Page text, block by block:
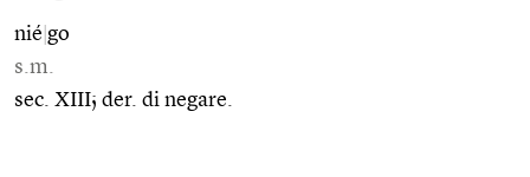
nié go
s.m.
sec. XIII; der. di negare.